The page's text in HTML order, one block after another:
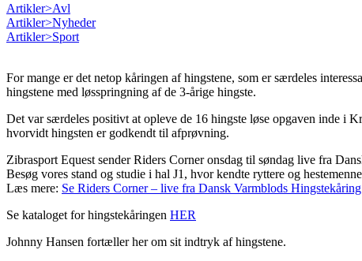
Artikler>Avl
Artikler>Nyheder
Artikler>Sport
For mange er det netop kåringen af hingstene, som er særdeles
hingstene med løsspringning af de 3-årige hingste.
Det var særdeles positivt at opleve de 16 hingste løse opgaven inde i
hvorvidt hingsten er godkendt til afprøvning.
Zibrasport Equest sender Riders Corner onsdag til søndag live fra
Besøg vores stand og studie i hal J1, hvor kendte ryttere og
Læs mere: Se Riders Corner – live fra Dansk Varmblods
Se kataloget for hingstekåringen HER
Johnny Hansen fortæller her om sit indtryk af hingstene.